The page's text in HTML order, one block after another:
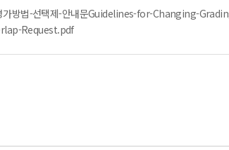
가방법-선택제-안내문Guidelines-for-Changing-
Request.pdf